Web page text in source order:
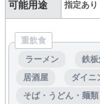
可能用途 指定あり
重飲食
ラーメン
鉄板
居酒屋
ダイニ
そば・うどん・麺類